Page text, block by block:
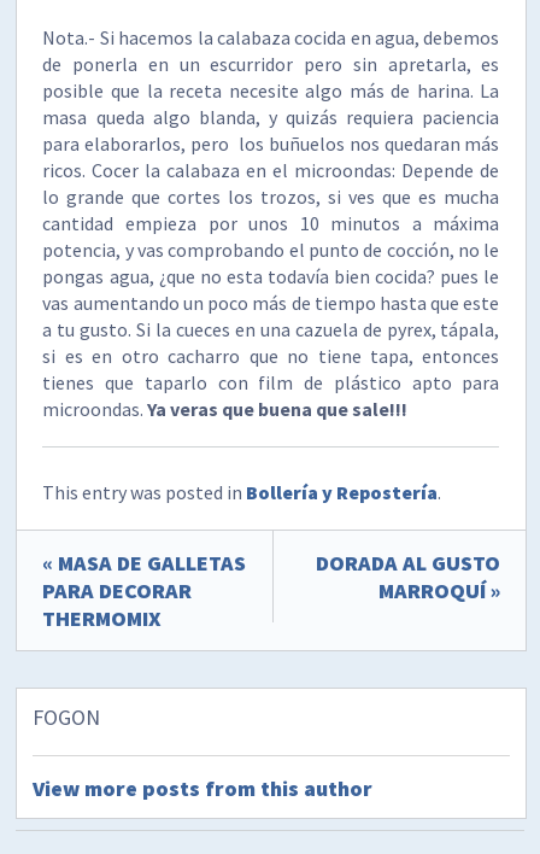
Nota.- Si hacemos la calabaza cocida en agua, debemos
de ponerla en un escurridor pero sin apretarla, es
posible que la receta necesite algo más de harina. La
masa queda algo blanda, y quizás requiera paciencia
para elaborarlos, pero los buñuelos nos quedaran más
ricos. Cocer la calabaza en el microondas: Depende de
lo grande que cortes los trozos, si ves que es mucha
cantidad empieza por unos 10 minutos a máxima
potencia, y vas comprobando el punto de cocción, no le
pongas agua, ¿que no esta todavía bien cocida? pues le
vas aumentando un poco más de tiempo hasta que este
a tu gusto. Si la cueces en una cazuela de pyrex, tápala,
si es en otro cacharro que no tiene tapa, entonces
tienes que taparlo con film de plástico apto para
microondas.Ya veras que buena que sale!!!
This entry was posted in Bollería y Repostería.
« MASA DE GALLETAS
PARA DECORAR
THERMOMIX
DORADA AL GUSTO
MARROQUÍ »
FOGON
View more posts from this author